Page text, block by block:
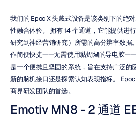
我们的 Epoc X 头戴式设备是该类别下的绝
性融合体验。 拥有 14 个通道，它能提供进
研究到神经营销研究）所需的高分辨率数据
作简便快捷——无需使用黏煳煳的导电胶——
是一个便携且坚固的系统，旨在支持广泛的
新的脑机接口还是探索认知表现指标。
商界研发团队的首选。
Emotiv MN8 - 2 通道